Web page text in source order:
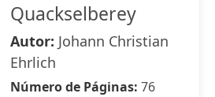
Quackselberey
Autor: Johann Christian
Ehrlich
Número de Páginas: 76